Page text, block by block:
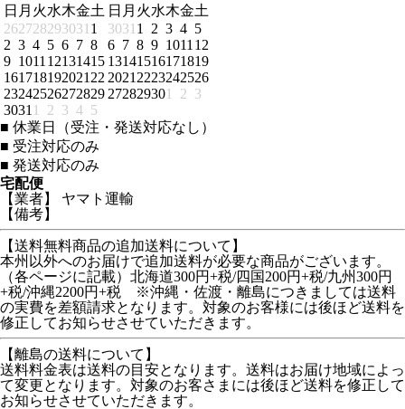
日 月 火水木金土
262728293031 1
2 3 4 5 6 7 8
9 1011 12131415
161718192021 22
23242526272829
3031 1 2 3 4 5
日 月 火水木金土
3031 1 2 3 4 5
6 7 8 9 1011 12
13141516171819
2021 2223242526
272829301 2 3
■ 休業日（受注・発送対応なし）
■ 受注対応のみ
■ 発送対応のみ
宅配便
【業者】 ヤマト運輸
【備考】
【送料無料商品の追加送料について】
本州以外へのお届けで追加送料が必要な商品がございます。
（各ページに記載）北海道300円+税/四国200円+税/九州300円
+税/沖縄2200円+税 ※沖縄・佐渡・離島につきましては送料
の実費を差額請求となります。対象のお客様には後ほど送料を
修正してお知らせさせていただきます。
【離島の送料について】
送料料金表は送料の目安となります。送料はお届け地域によっ
て変更となります。対象のお客さまには後ほど送料を修正して
お知らせさせていただきます。